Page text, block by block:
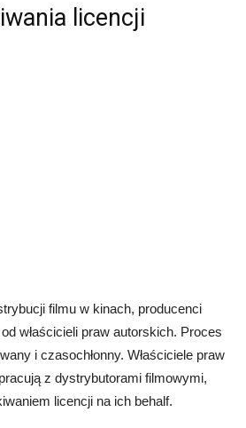
licencji
filmu w kinach, producenci
właścicieli praw autorskich. Proces
i czasochłonny. Właściciele praw
z dystrybutorami filmowymi,
licencji na ich behalf.